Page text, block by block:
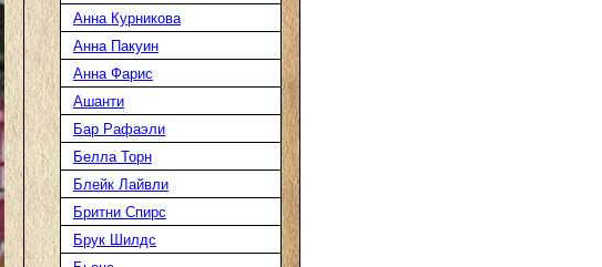
Анна Курникова
Анна Пакуин
Анна Фарис
Ашанти
Бар Рафаэли
Белла Торн
Блейк Лайвли
Бритни Спирс
Брук Шилдс